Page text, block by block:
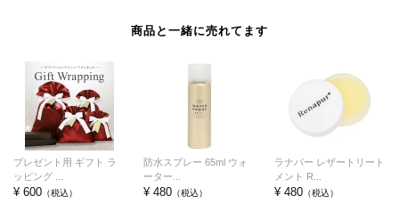
商品と一緒に売れてます
プレゼント用 ギフト ラ
ッピング ...
¥ 600 （税込）
防水スプレー 65ml ウォ
ーター...
¥ 480 （税込）
ラナパー レザートリート
メント R...
¥ 480（税込）